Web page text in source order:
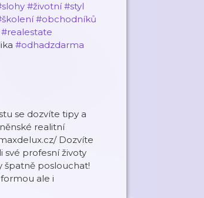
#životní #styl
#obchodníků
#realestate
#odhadzdarma
se dozvíte tipy a
realitní
Dozvíte
své profesní životy
špatně poslouchat!
ale i